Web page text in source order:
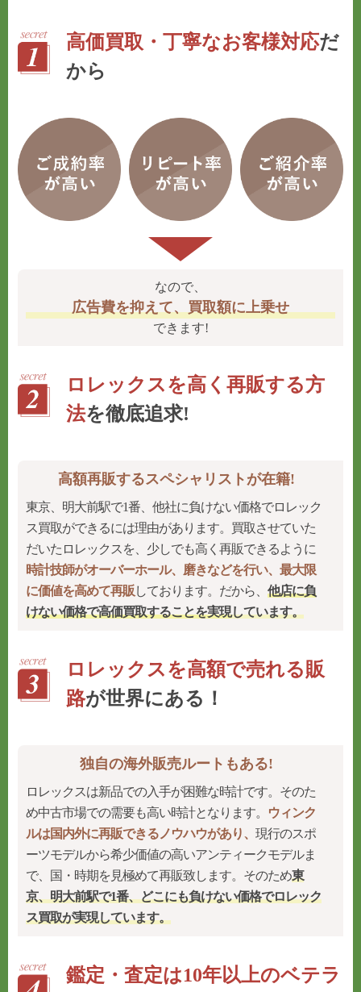
高価買取・丁寧なお客様対応だ
から
なので、
広告費を抑えて、買取額に上乗せ
できます!
ロレックスを高く再販する方
法を徹底追求!
高額再販するスペシャリストが在籍!
東京、明大前駅で1番、他社に負けない価格でロレック
ス買取ができるには理由があります。買取させていた
だいたロレックスを、少しでも高く再販できるように
時計技師がオーバーホール、磨きなどを行い、最大限
に価値を高めて再販しております。だから、他店に負
けない価格で高価買取することを実現しています。
ロレックスを高額で売れる販
路が世界にある！
独自の海外販売ルートもある!
ロレックスは新品での入手が困難な時計です。そのた
め中古市場での需要も高い時計となります。 ウィンク
ルは国内外に再販できるノウハウがあり、現行のスポ
ーツモデルから希少価値の高いアンティークモデルま
で、国・時期を見極めて再販致します。そのため東
京、明大前駅で1番、どこにも負けない価格でロレック
ス買取が実現しています。
鑑定・査定は10年以上のベテラ